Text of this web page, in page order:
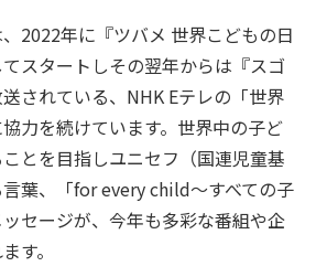
2022年に『ツバメ 世界こどもの日
スタートしその翌年からは『スゴ
されている、NHK Eテレの「世界
力を続けています。世界中の子ど
とを目指しユニセフ（国連児童基
葉、「for every child～すべての子
セージが、今年も多彩な番組や企
す。